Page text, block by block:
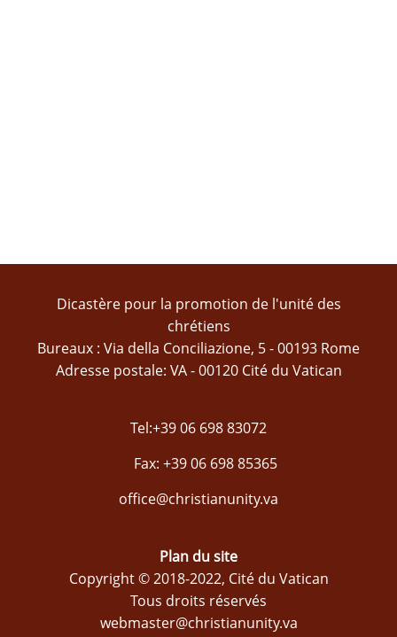
Dicastère pour la promotion de l'unité des
chrétiens
Bureaux : Via della Conciliazione, 5 - 00193 Rome
Adresse postale: VA - 00120 Cité du Vatican
Tel:+39 06 698 83072
Fax: +39 06 698 85365
office@christianunity.va
Plan du site
Copyright © 2018-2022, Cité du Vatican
Tous droits réservés
webmaster@christianunity.va